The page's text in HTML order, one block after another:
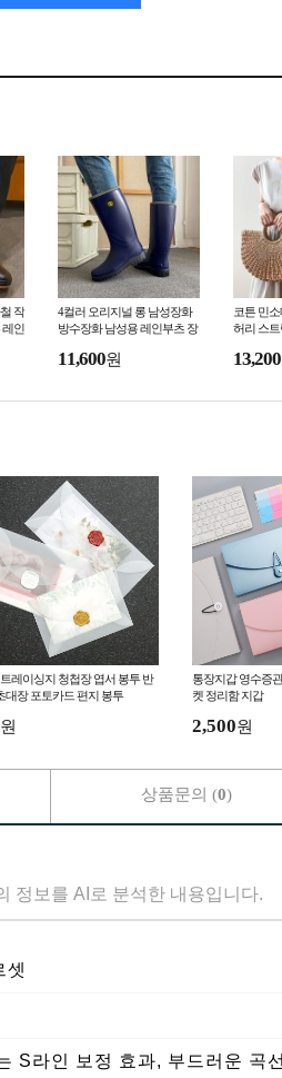
작
레인
4컬러 오리지널 롱 남성장화
방수장화 남성용 레인부츠 장
발 남자장화 작업용
11,600원
코튼 민
허리 스
캉스룩 휴
13,200
레이싱지 청첩장 엽서 봉투 반
대장 포토카드 편지 봉투
원
통장지갑 영수증
켓 정리함 지갑
2,500원
정보를 AI로 분석한 내용입니다.
셋
S라인 보정 효과, 부드러운 곡
상품문의 (0)